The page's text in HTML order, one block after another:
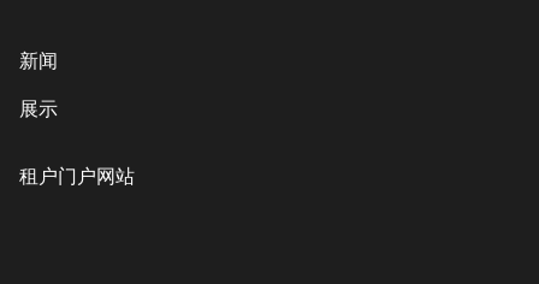
鞋子与箱包
儿童商品
coffee-sweets
格魯吉亞菜
素食主義者/素食主義者
客户服务
儿童服务
新闻
展示
租户门户网站